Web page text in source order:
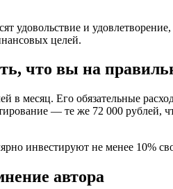
удовольствие и
целей.
что вы на
в месяц. Его обязательные
— те же 72 000
инвестируют не менее 10%
автора